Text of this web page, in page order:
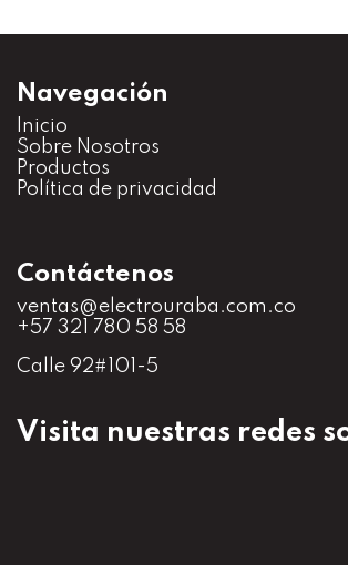
Navegación
Inicio
Sobre Nosotros
Productos
Política de privacidad
Contáctenos
ventas@electrouraba.com.co
+57 321 780 58 58
Calle 92#101-5
Visita nuestras redes